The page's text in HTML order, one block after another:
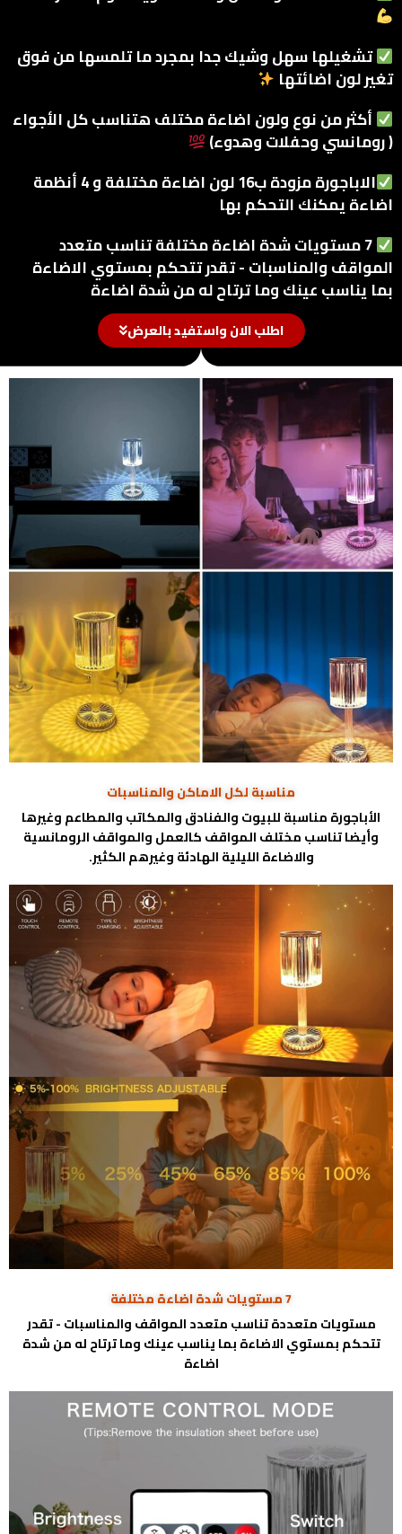
تشغيلها سهل وشيك جدا بمجرد ما تلمسها من فوق
تغير لون اضائتها
أكثر من نوع ولون اضاءة مختلف هتناسب كل الأجواء
( رومانسي وحفلات وهدوء)
الاباجورة مزودة ب16 لون اضاءة مختلفة و 4 أنظمة
اضاءة يمكنك التحكم بها
7 مستويات شدة اضاءة مختلفة تناسب متعدد
المواقف والمناسبات - تقدر تتحكم بمستوي الاضاءة
بما يناسب عينك وما ترتاح له من شدة اضاءة
اطلب الان واستفيد بالعرض
مناسبة لكل الاماكن والمناسبات
الأباجورة مناسبة للبيوت والفنادق والمكاتب والمطاعم وغيرها
وأيضا تناسب مختلف المواقف كالعمل والمواقف الرومانسية
والاضاءة الليلية الهادئة وغيرهم الكثير.
7 مستويات شدة اضاءة مختلفة
مستويات متعددة تناسب متعدد المواقف والمناسبات - تقدر
تتحكم بمستوي الاضاءة بما يناسب عينك وما ترتاح له من شدة
اضاءة